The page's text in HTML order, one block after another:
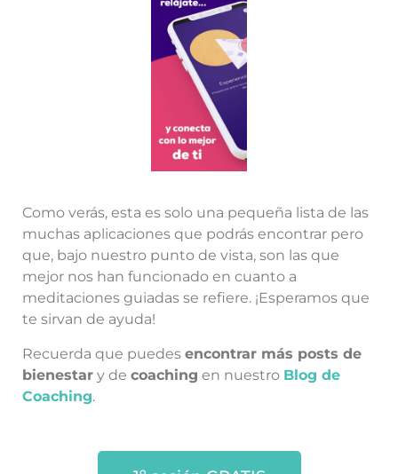
Como verás, esta es solo una pequeña lista de las
muchas aplicaciones que podrás encontrar pero
que, bajo nuestro punto de vista, son las que
mejor nos han funcionado en cuanto a
meditaciones guiadas se refiere. ¡Esperamos que
te sirvan de ayuda!
Recuerda que puedes encontrar más posts de
bienestar y de coaching en nuestro Blog de
Coaching.